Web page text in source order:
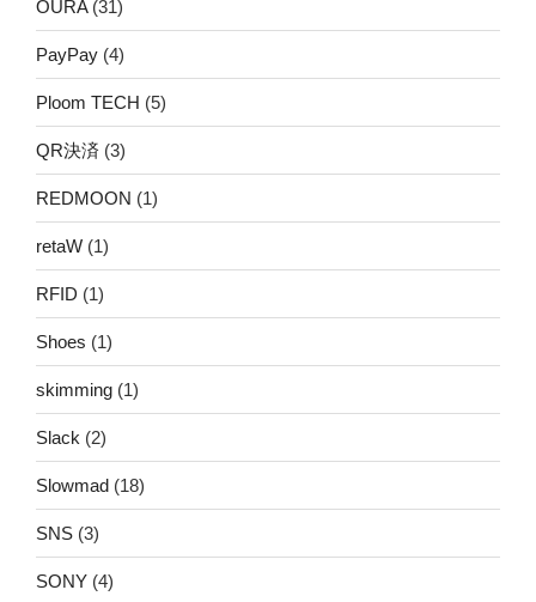
OURA(31)
PayPay (4)
Ploom TECH (5)
QR決済 (3)
REDMOON (1)
retaW (1)
RFID (1)
Shoes (1)
skimming (1)
Slack (2)
Slowmad (18)
SNS (3)
SONY (4)